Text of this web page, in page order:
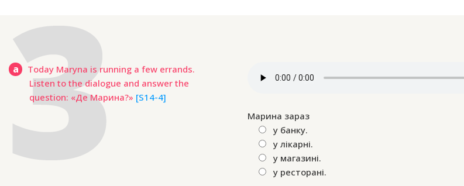
a
Today Maryna is running a few errands.
Listen to the dialogue and answer the
question: «Де Марина?» [S14-4]
Марина зараз
у банку.
у лікарні.
у магазині.
у ресторані.